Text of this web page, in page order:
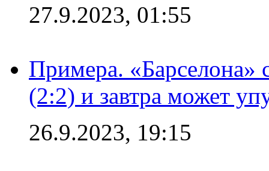
27.9.2023, 01:55
Примера. «Барселона»
(2:2) и завтра может
26.9.2023, 19:15